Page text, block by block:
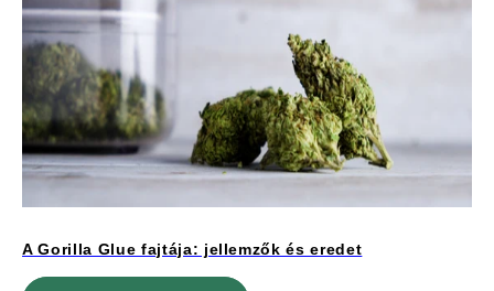
A Gorilla Glue fajtája: jellemzők és eredet